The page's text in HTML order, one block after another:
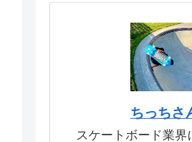
ちっちさ
スケートボード業界